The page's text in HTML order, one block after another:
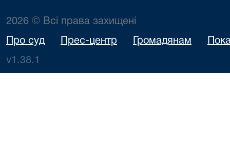
2026 © Всі права захищені
Про суд Прес-центр Громадянам
v1.38.1